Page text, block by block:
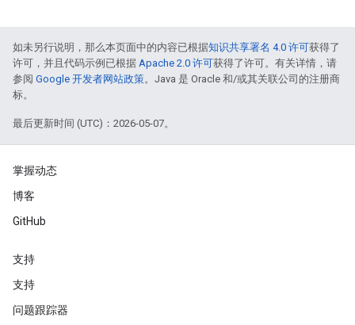
如未另行说明，那么本页面中的内容已根据知识共享署名 4.0 许可获得了
许可，并且代码示例已根据 Apache 2.0 许可获得了许可。有关详情，请
参阅 Google 开发者网站政策。Java 是 Oracle 和/或其关联公司的注册商
标。
最后更新时间 (UTC)：2026-05-07。
掌握动态
博客
GitHub
支持
支持
问题跟踪器